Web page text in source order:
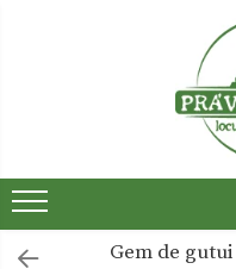
Dulceturi fara zahar
Dulciuri de casaGem de